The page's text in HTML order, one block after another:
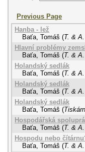
Previous Page
Hanba - lež
Baťa, Tomáš (T. &
Hlavní problémy
Baťa, Tomáš (T. &
Holandský sedlák
Baťa, Tomáš (T. &
Holandský sedlák
Baťa, Tomáš (T. &
Holandský sedlák
Baťa, Tomáš (
Hospodářská
Baťa, Tomáš (T. &
Hospodu nebo
Baťa, Tomáš (T. &